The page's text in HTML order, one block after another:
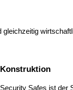
gleichzeitig
Safes ist